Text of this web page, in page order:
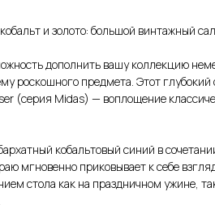
и золото: большой винтажный
дополнить вашу коллекцию
роскошного предмета. Этот глубокий
(серия Midas) — воплощение
кобальтовый синий в
мгновенно приковывает к себе
стола как на праздничном ужине,